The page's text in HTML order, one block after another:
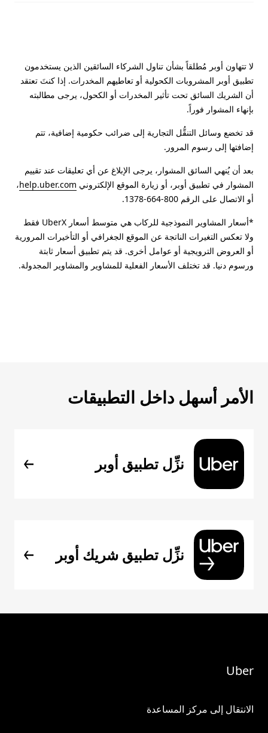
لا تتهاون أوبر مُطلقاً بشأن تناول الشركاء السائقين الذين يستخدمون
تطبيق أوبر المشروبات الكحولية أو تعاطيهم المخدرات. إذا كنتَ تعتقد
أن الشريك السائق تحت تأثير المخدرات أو الكحول، يرجى مطالبته
بإنهاء المشوار فوراً.
قد تخضع وسائل التنقُّل التجارية إلى ضرائب حكومية إضافية، تتم
إضافتها إلى رسوم المرور.
بعد أن يُنهي السائق المشوار، يرجى الإبلاغ عن أي تعليقات عند تقييم
المشوار في تطبيق أوبر، أو زيارة الموقع الإلكتروني help.uber.com،
أو الاتصال على الرقم 800-664-1378.
*أسعار المشاوير النموذجية للركاب هي متوسط أسعار UberX فقط
ولا تعكس التغيرات الناتجة عن الموقع الجغرافي أو التأخيرات المرورية
أو العروض الترويجية أو عوامل أخرى. قد يتم تطبيق أسعار ثابتة
ورسوم دنيا. قد تختلف الأسعار الفعلية للمشاوير والمشاوير المجدولة.
الأمر أسهل داخل التطبيقات
نزِّل تطبيق أوبر
نزِّل تطبيق شريك أوبر
Uber
الانتقال إلى مركز المساعدة